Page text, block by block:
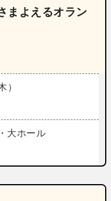
まよえるオラン
）
大ホール